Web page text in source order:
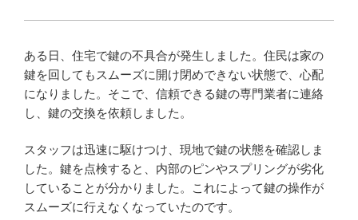
ある日、住宅で鍵の不具合が発生しました。住民は家の
鍵を回してもスムーズに開け閉めできない状態で、心配
になりました。そこで、信頼できる鍵の専門業者に連絡
し、鍵の交換を依頼しました。
スタッフは迅速に駆けつけ、現地で鍵の状態を確認しま
した。鍵を点検すると、内部のピンやスプリングが劣化
していることが分かりました。これによって鍵の操作が
スムーズに行えなくなっていたのです。